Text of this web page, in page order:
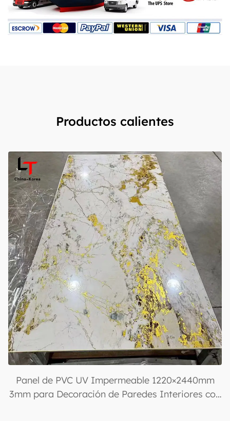
Productos calientes
Panel de PVC UV Impermeable 1220×2440mm
3mm para Decoración de Paredes Interiores con